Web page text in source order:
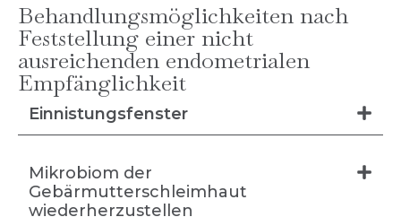
Behandlungsmöglichkeiten nach
Feststellung einer nicht
ausreichenden endometrialen
Empfänglichkeit
Einnistungsfenster
Mikrobiom der
Gebärmutterschleimhaut
wiederherzustellen